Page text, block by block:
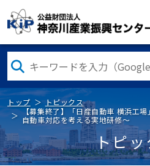
トップ
トピックス
【募集終了】「日産自動車 横浜工
自動車対応を考える実地研修～
トピ